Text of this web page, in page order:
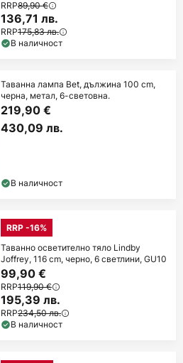
RRP89,90 €
136,71 лв.
RRP175,83 лв.
В наличност
Таванна лампа Bet, дължина 100 cm,
черна, метал, 6-световна.
219,90 €
430,09 лв.
В наличност
RRP -16%
Таванно осветително тяло Lindby
Joffrey, 116 cm, черно, 6 светлини, GU10
99,90 €
RRP119,90 €
195,39 лв.
RRP234,50 лв.
В наличност